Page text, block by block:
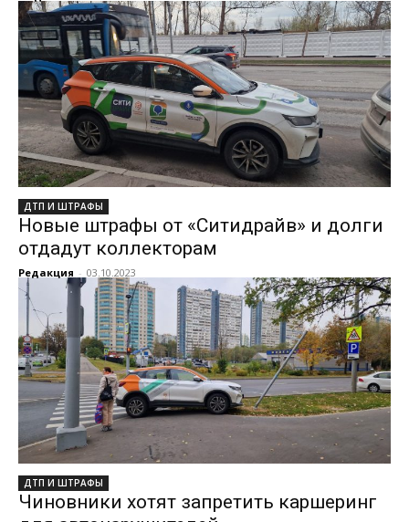
ДТП И ШТРАФЫ
Новые штрафы от «Ситидрайв» и долги
отдадут коллекторам
Редакция - 03.10.2023
ДТП И ШТРАФЫ
Чиновники хотят запретить каршеринг